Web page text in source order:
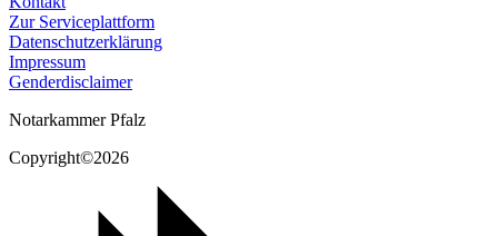
Zur Serviceplattform
Datenschutzerklärung
Impressum
Genderdisclaimer
Notarkammer Pfalz
Copyright©2026